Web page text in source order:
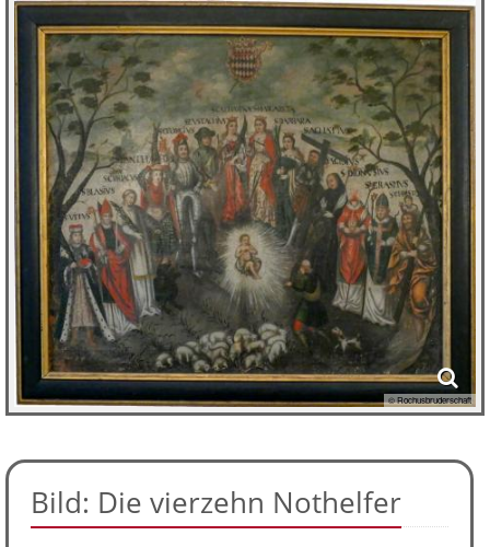
© Rochusbruderschaft
Bild: Die vierzehn Nothelfer